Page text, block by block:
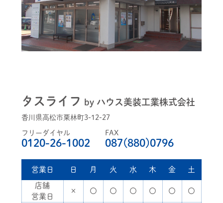
タスライフ by ハウス美装工業株式会社
香川県高松市栗林町3-12-27
フリーダイヤル
0120-26-1002
FAX
087(880)0796
営業日 日 月 火 水 木 金 土
店舗
営業日
× 〇 〇 〇 〇 〇 〇